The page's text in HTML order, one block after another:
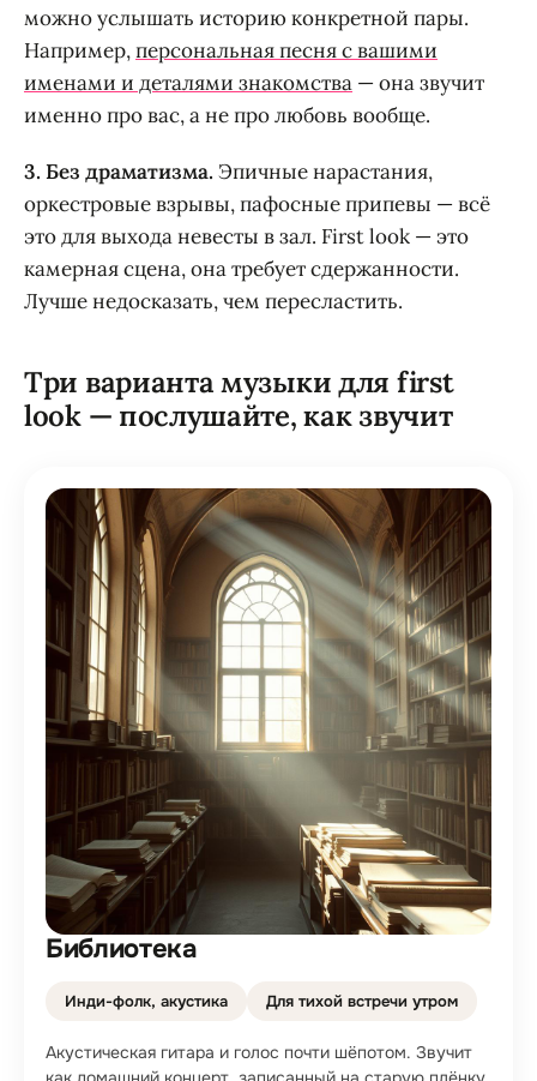
можно услышать историю конкретной пары.
Например,персональная песня с вашими
именами и деталями знакомства — она звучит
именно про вас, а не про любовь вообще.
3. Без драматизма. Эпичные нарастания,
оркестровые взрывы, пафосные припевы — всё
это для выхода невесты в зал. First look — это
камерная сцена, она требует сдержанности.
Лучше недосказать, чем пересластить.
Три варианта музыки для first
look — послушайте, как звучит
Библиотека
Инди-фолк, акустика Для тихой встречи утром
Акустическая гитара и голос почти шёпотом. Звучит